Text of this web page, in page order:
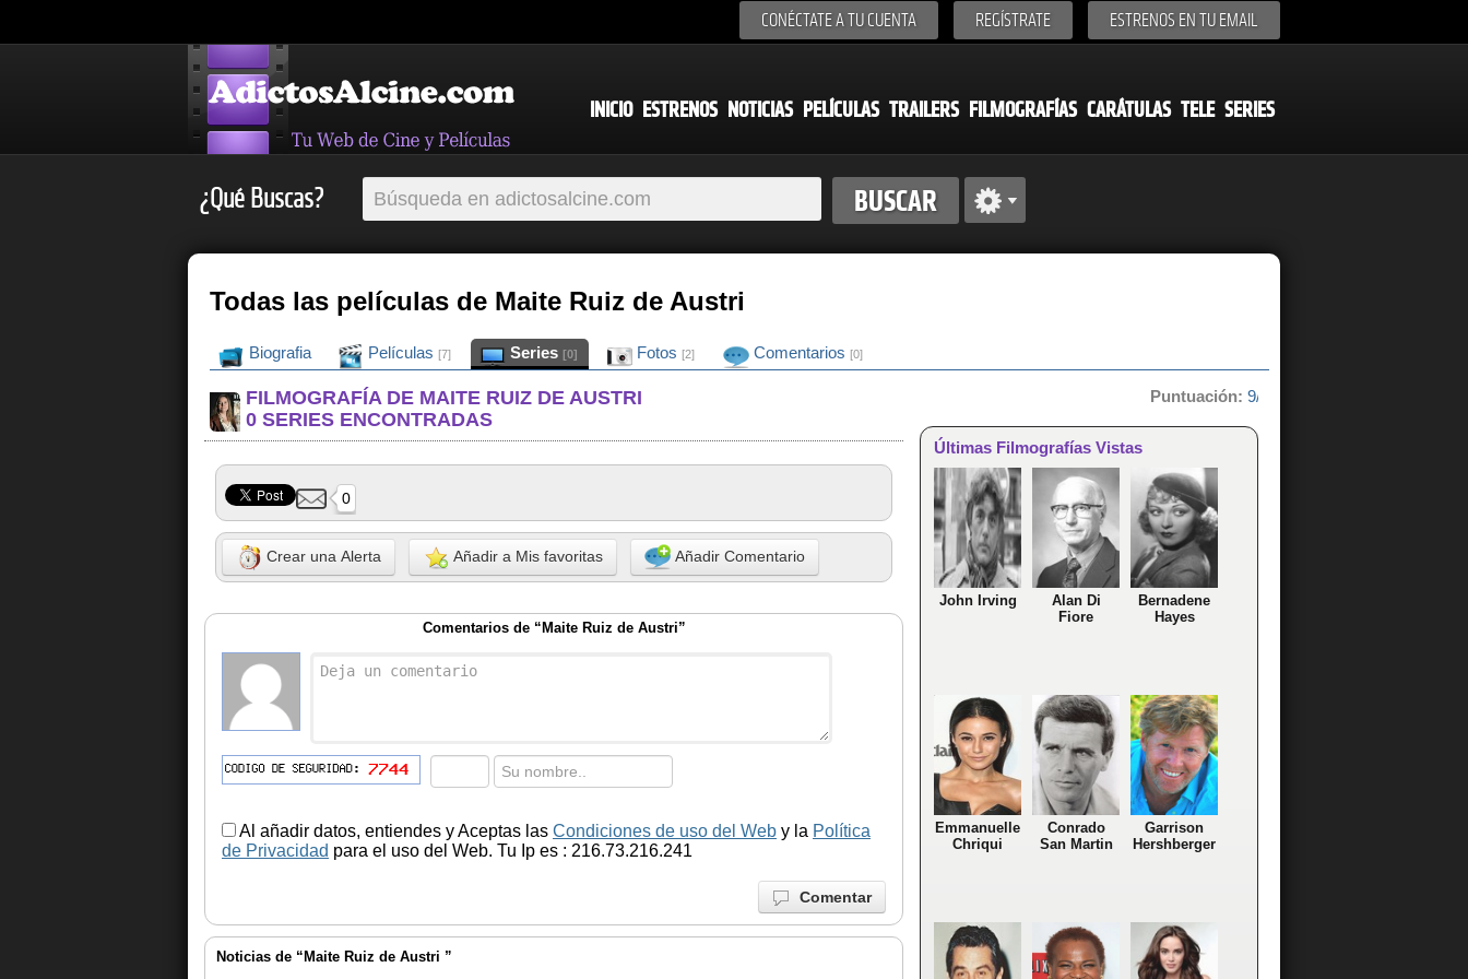
CONÉCTATE A TU CUENTA REGÍSTRATE ESTRENOS EN TU EMAIL
INICIO ESTRENOS NOTICIAS PELÍCULAS TRAILERS FILMOGRAFÍAS CARÁTULAS TELE SERIES
¿Qué Buscas?
Todas las películas de Maite Ruiz de Austri
Biografia Películas [7] Series [0] Fotos [2] Comentarios [0]
FILMOGRAFÍA DE MAITE RUIZ DE AUSTRI
0 SERIES ENCONTRADAS
0
Crear una Alerta Añadir a Mis favoritas Añadir Comentario
Comentarios de “Maite Ruiz de Austri”
Al añadir datos, entiendes y Aceptas las Condiciones de uso del Web y la Política
de Privacidad para el uso del Web. Tu Ip es : 216.73.216.241
Comentar
Noticias de “Maite Ruiz de Austri ”
Puntuación: 9/10 de 1 votos
Últimas Filmografías Vistas
John Irving
Alan Di
Fiore
Bernadene
Hayes
Emmanuelle
Chriqui
Conrado
San Martin
Garrison
Hershberger